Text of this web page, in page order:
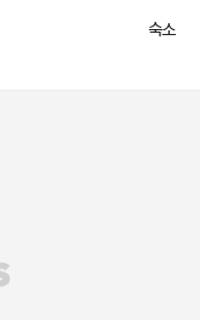
숙소